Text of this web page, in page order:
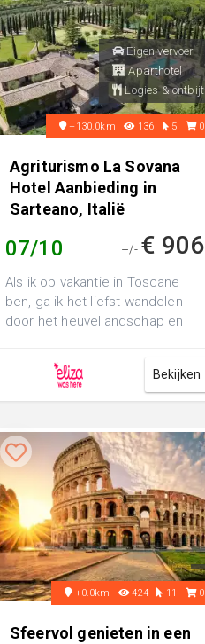
Eigen vervoer
Aparthotel
Logies & ontbijt
+130.0km 136 5 0
Agriturismo La Sovana
Hotel Aanbieding in
Sarteano, Italië
07/10 +/- € 906
Als ik op vakantie in Toscane
ben, ga ik het liefst wandelen
door het heuvellandschap en
Bekijken
+0.0km 424 11 0
Sfeervol genieten in een